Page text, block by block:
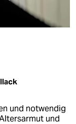
und notwendig
und